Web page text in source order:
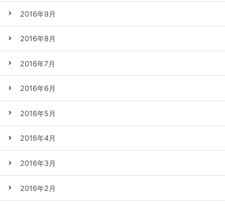
2016年9月
2016年8月
2016年7月
2016年6月
2016年5月
2016年4月
2016年3月
2016年2月